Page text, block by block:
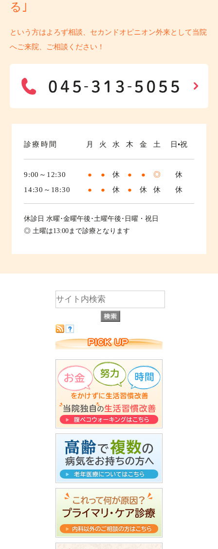
る｣
という方はよろず相談、セカンドオピニオン外来として当院
へご来院、ご相談ください！
診療時間 月 火 水 木 金 土 日•祝
9:00～12:30 ● ● 休 ● ● ◎
休
14:30～18:30
● ● 休 ● 休 休 休
休診日 水曜･金曜午後･土曜午後･日曜・祝日
◎ 土曜は13:00まで診療となります